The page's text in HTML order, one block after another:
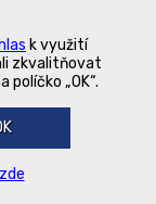
k využití
zkvalitňovat
„OK“.
zde